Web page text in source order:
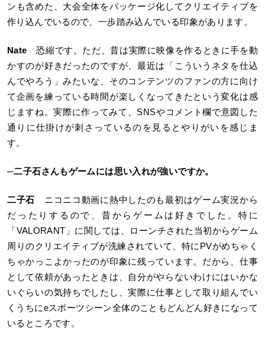
ンも含めた、大会全体をパッケージ化してクリエイティブを
作り込んでいるので、一歩踏み込んでいる印象があります。
Nate 恐縮です。ただ、昔は実際に映像を作るときに手を動
かすのが好きだったのですが、最近は「こういうネタを仕込
んでやろう」みたいな、そのコンテンツのファンの方に向け
て企画を練っている時間が楽しくなってきたという変化は感
じますね。実際に作ってみて、SNSやコメント欄で意図した
通りに仕掛けが刺さっているのを見るとやりがいを感じま
す。
─二子石さんもゲームには思い入れが強いですか。
二子石 ニコニコ動画に熱中したのも最初はゲーム実況から
だったりするので、昔からゲームは好きでした。特に
「VALORANT」に関しては、ローンチされた当初からゲーム
周りのクリエイティブが洗練されていて、特にPVがめちゃく
ちゃかっこよかったのが印象に残っています。だから、仕事
として依頼があったときは、自分がやらないわけにはいかな
いぐらいの気持ちでしたし、実際に仕事として取り組んでい
くうちにeスポーツシーン全体のこともどんどん好きになって
いるところです。